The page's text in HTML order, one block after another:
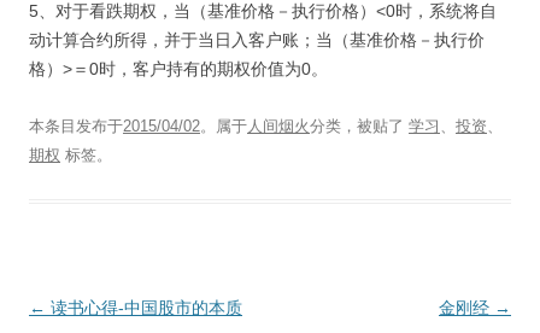
5、对于看跌期权，当（基准价格－执行价格）<0时，系统将自
动计算合约所得，并于当日入客户账；当（基准价格－执行价
格）>＝0时，客户持有的期权价值为0。
本条目发布于2015/04/02。属于人间烟火分类，被贴了 学习 、 投资、
期权 标签。
文
← 读书心得-中国股市的本质 金刚经 →